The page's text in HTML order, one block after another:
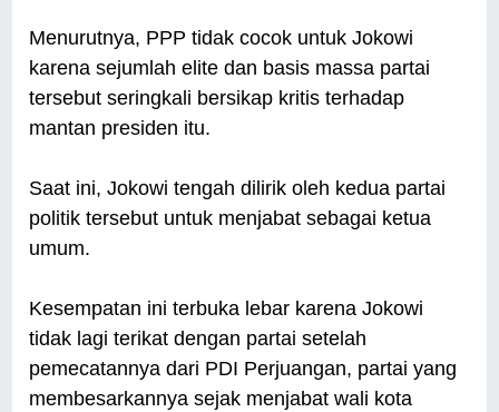
Menurutnya, PPP tidak cocok untuk Jokowi
karena sejumlah elite dan basis massa partai
tersebut seringkali bersikap kritis terhadap
mantan presiden itu.
Saat ini, Jokowi tengah dilirik oleh kedua partai
politik tersebut untuk menjabat sebagai ketua
umum.
Kesempatan ini terbuka lebar karena Jokowi
tidak lagi terikat dengan partai setelah
pemecatannya dari PDI Perjuangan, partai yang
membesarkannya sejak menjabat wali kota